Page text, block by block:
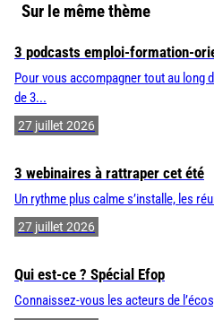
Sur le même thème
3 podcasts emploi-formation-
Pour vous accompagner tout au long
de 3...
27 juillet 2026
3 webinaires à rattraper cet été
Un rythme plus calme s’installe, les
27 juillet 2026
Qui est-ce ? Spécial Efop
Connaissez-vous les acteurs de